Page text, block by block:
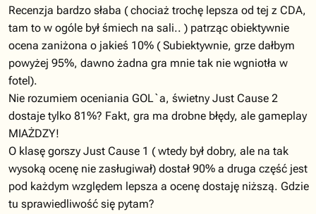
Recenzja bardzo słaba ( chociaż trochę lepsza od tej z CDA,
tam to w ogóle był śmiech na sali.. ) patrząc obiektywnie
ocena zaniżona o jakieś 10% ( Subiektywnie, grze dałbym
powyżej 95%, dawno żadna gra mnie tak nie wgniotła w
fotel).
Nie rozumiem oceniania GOL`a, świetny Just Cause 2
dostaje tylko 81%? Fakt, gra ma drobne błędy, ale gameplay
MIAŻDZY!
O klasę gorszy Just Cause 1 ( wtedy był dobry, ale na tak
wysoką ocenę nie zasługiwał) dostał 90% a druga część jest
pod każdym względem lepsza a ocenę dostaję niższą. Gdzie
tu sprawiedliwość się pytam?